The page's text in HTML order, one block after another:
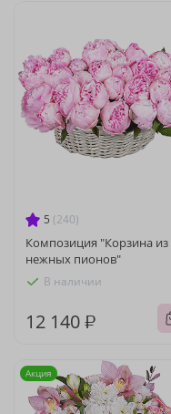
5 (240)
Композиция "Корзина из
нежных пионов"
В наличии
12 140 ₽
Акция